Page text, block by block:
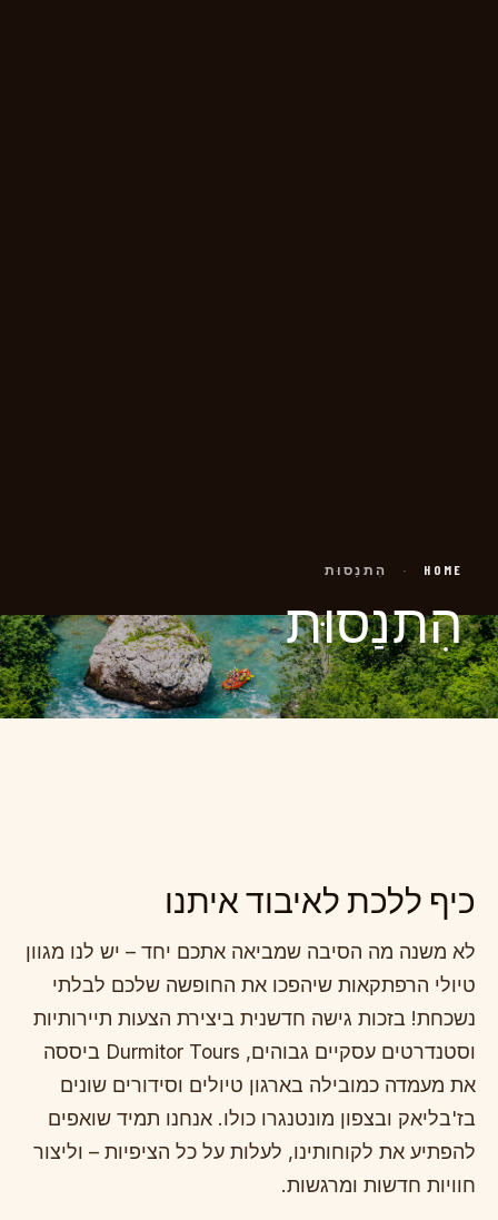
HOME
· הִתנַסוּת
הִתנַסוּת
כיף ללכת לאיבוד איתנו
לא משנה מה הסיבה שמביאה אתכם יחד – יש לנו מגוון
טיולי הרפתקאות שיהפכו את החופשה שלכם לבלתי
נשכחת! בזכות גישה חדשנית ביצירת הצעות תיירותיות
וסטנדרטים עסקיים גבוהים, Durmitor Tours ביססה
את מעמדה כמובילה בארגון טיולים וסידורים שונים
בז'בליאק ובצפון מונטנגרו כולו. אנחנו תמיד שואפים
להפתיע את לקוחותינו, לעלות על כל הציפיות – וליצור
חוויות חדשות ומרגשות.